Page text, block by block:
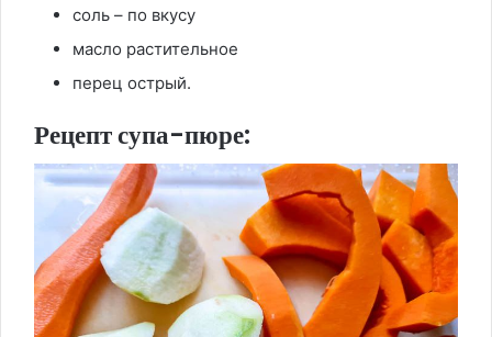
соль – по вкусу
масло растительное
перец острый.
Рецепт супа-пюре: